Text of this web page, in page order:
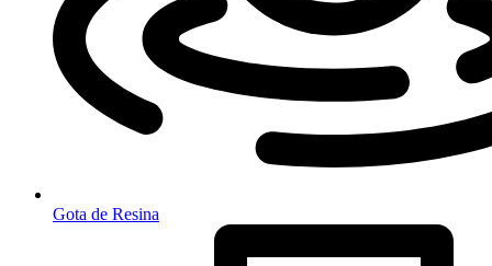
Gota de Resina